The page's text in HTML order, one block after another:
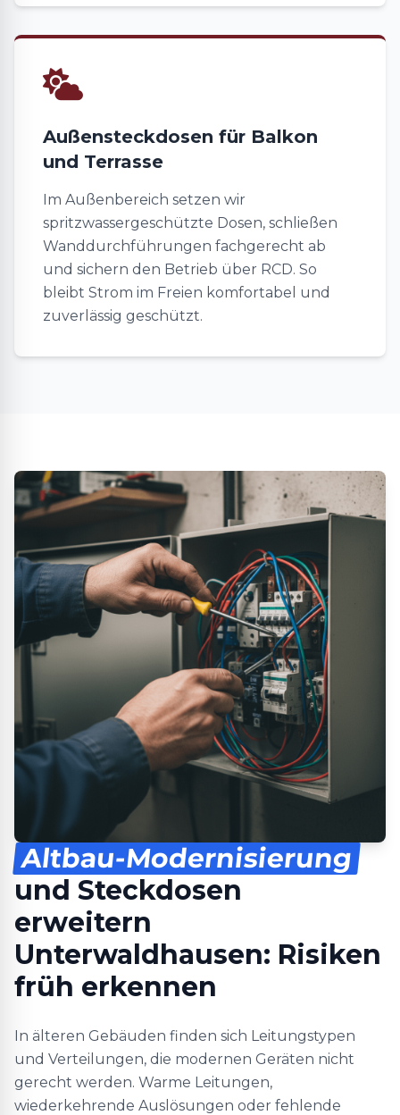
Außensteckdosen für Balkon
und Terrasse
Im Außenbereich setzen wir
spritzwassergeschützte Dosen, schließen
Wanddurchführungen fachgerecht ab
und sichern den Betrieb über RCD. So
bleibt Strom im Freien komfortabel und
zuverlässig geschützt.
Altbau-Modernisierung
und Steckdosen
erweitern
Unterwaldhausen: Risiken
früh erkennen
In älteren Gebäuden finden sich Leitungstypen
und Verteilungen, die modernen Geräten nicht
gerecht werden. Warme Leitungen,
wiederkehrende Auslösungen oder fehlende